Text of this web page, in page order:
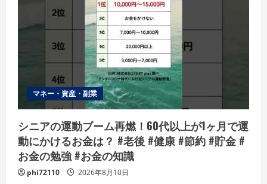
マネー・資産・副業
シニアの運動ブーム再燃！60代以上が1ヶ月で運
動にかけるお金は？ #老後 #健康 #節約 #貯金 #
お金の勉強 #お金の知識
phi72110 2026年8月10日